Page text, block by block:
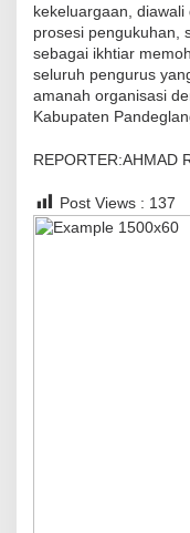
kekeluargaan,
prosesi pengukuhan,
sebagai ikhtiar
seluruh pengurus
amanah organisasi
Kabupaten
REPORTER:AHMAD
Post Views : 137